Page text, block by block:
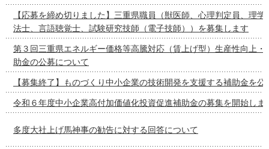
【応募を締め切りました】三重県職員（獣医師、心理判定員、理
法士、言語聴覚士、試験研究技師（電子技師））を募集します
第３回三重県エネルギー価格等高騰対応（賃上げ型）生産性向上・
助金の公募について
【募集終了】ものづくり中小企業の技術開発を支援する補助金を公
令和６年度中小企業高付加価値化投資促進補助金の募集を開始しま
多度大社上げ馬神事の勧告に対する回答について